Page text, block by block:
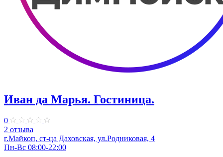
Иван да Марья. Гостиница.
0
2 отзыва
г.Майкоп, ст-ца Даховская, ул.Родниковая, 4
Пн-Вс 08:00-22:00